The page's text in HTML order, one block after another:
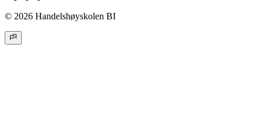
© 2026 Handelshøyskolen BI